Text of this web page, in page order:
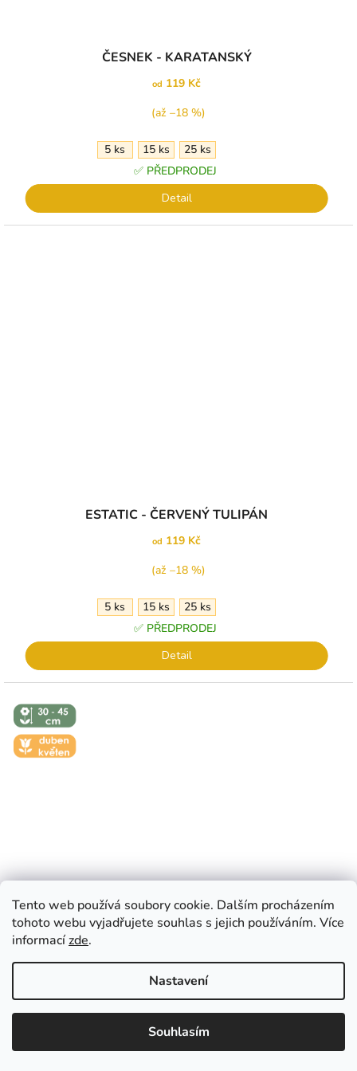
Tento web používá soubory cookie. Dalším procházením
tohoto webu vyjadřujete souhlas s jejich používáním. Více
informacízde.
Nastavení
Souhlasím
ČESNEK - KARATANSKÝ
od 119 Kč
(až –18 %)
5 ks 15 ks
25 ks
✅ PŘEDPRODEJ
Detail
ESTATIC - ČERVENÝ TULIPÁN
od 119 Kč
(až –18 %)
5 ks 15 ks
25 ks
✅ PŘEDPRODEJ
Detail
↕️ VÝŠKA 30
- 45 CM
🌼 KVĚT -
DUBEN-
KVĚTEN
MELANIJA - FIALOVO-BÍLÝ TULIPÁN
od119 Kč
(až –18 %)
CZK
�esko